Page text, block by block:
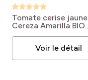
Tomate cerise jaune
Cereza Amarilla BIO
lycopersicum 'Cereza
Amarilla'
Voir le détail